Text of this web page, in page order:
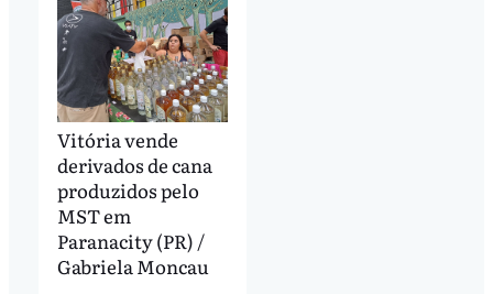
Vitória vende
derivados de cana
produzidos pelo
MST em
Paranacity (PR) /
Gabriela Moncau